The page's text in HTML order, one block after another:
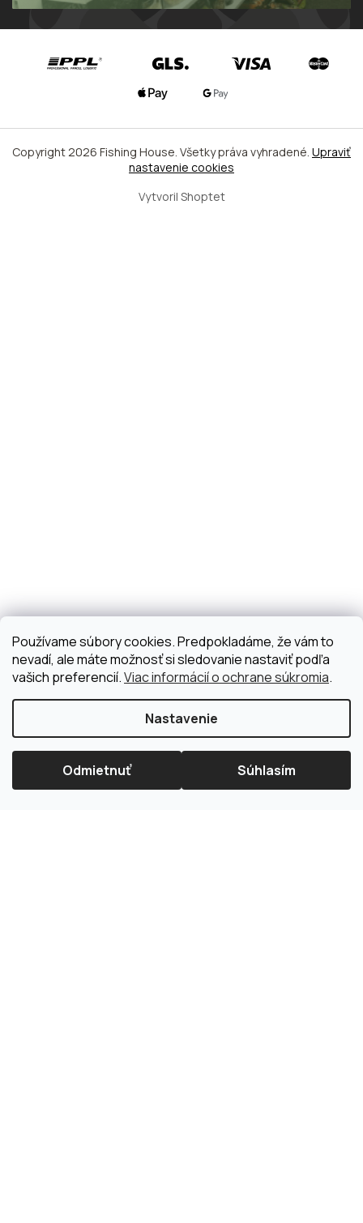
Používame súbory cookies. Predpokladáme, že vám to
nevadí, ale máte možnosť si sledovanie nastaviť podľa
vašich preferencií.Viac informácií o ochrane súkromia.
Nastavenie
Odmietnuť Súhlasím
Vytvoril Shoptet
Copyright 2026 Fishing House. Všetky práva vyhradené. Upraviť
nastavenie cookies